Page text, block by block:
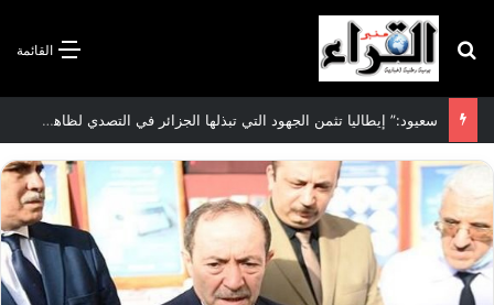
القائمة بحث عن
الاتفاقية الأممية بشأن تغير المناخ :الجزائر تودع مساهمتها الوطنية المحددة لسنة 2026